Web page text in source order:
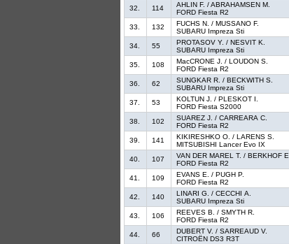
32.
114
AHLIN F. / ABRAHAMSEN M.
FORD Fiesta R2
33.
132
FUCHS N. / MUSSANO F.
SUBARU Impreza Sti
34.
55
PROTASOV Y. / NESVIT K.
SUBARU Impreza Sti
35.
108
MacCRONE J. / LOUDON S.
FORD Fiesta R2
36.
62
SUNGKAR R. / BECKWITH S.
SUBARU Impreza Sti
37.
53
KOLTUN J. / PLESKOT I.
FORD Fiesta S2000
38.
102
SUAREZ J. / CARREARA C.
FORD Fiesta R2
39.
141
KIKIRESHKO O. / LARENS S.
MITSUBISHI Lancer Evo IX
40.
107
VAN DER MAREL T. / BERKHOF
FORD Fiesta R2
41.
109
EVANS E. / PUGH P.
FORD Fiesta R2
42.
140
LINARI G. / CECCHI A.
SUBARU Impreza Sti
43.
106
REEVES B. / SMYTH R.
FORD Fiesta R2
44.
66
DUBERT V. / SARREAUD V.
CITROËN DS3 R3T